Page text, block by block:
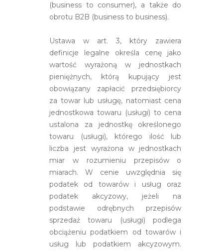
(business to consumer), a także do
obrotu B2B (business to business).
Ustawa w art. 3, który zawiera
definicje legalne określa cenę jako
wartość wyrażoną w jednostkach
pieniężnych, którą kupujący jest
obowiązany zapłacić przedsiębiorcy
za towar lub usługę, natomiast cena
jednostkowa towaru (usługi) to cena
ustalona za jednostkę określonego
towaru (usługi), którego ilość lub
liczba jest wyrażona w jednostkach
miar w rozumieniu przepisów o
miarach. W cenie uwzględnia się
podatek od towarów i usług oraz
podatek akcyzowy, jeżeli na
podstawie odrębnych przepisów
sprzedaż towaru (usługi) podlega
obciążeniu podatkiem od towarów i
usług lub podatkiem akcyzowym.